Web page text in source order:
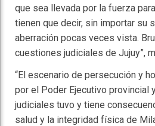
que sea llevada por la fuerza
tienen que decir, sin importar su
aberración pocas veces vista.
cuestiones judiciales de Jujuy”,
“El escenario de persecución y
por el Poder Ejecutivo provincial
judiciales tuvo y tiene
salud y la integridad física de